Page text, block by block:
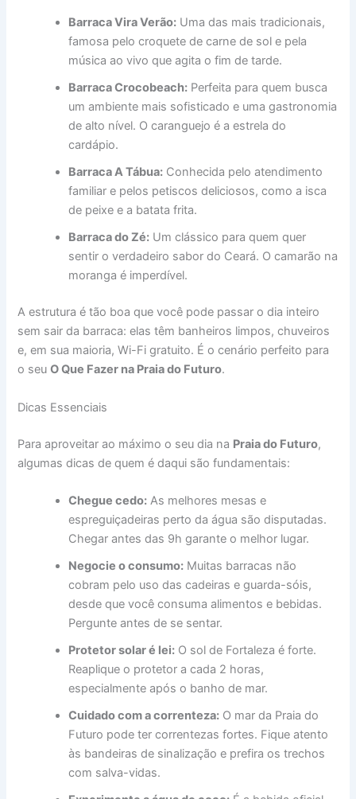
Barraca Vira Verão: Uma das mais tradicionais,
famosa pelo croquete de carne de sol e pela
música ao vivo que agita o fim de tarde.
Barraca Crocobeach: Perfeita para quem busca
um ambiente mais sofisticado e uma gastronomia
de alto nível. O caranguejo é a estrela do
cardápio.
Barraca A Tábua: Conhecida pelo atendimento
familiar e pelos petiscos deliciosos, como a isca
de peixe e a batata frita.
Barraca do Zé: Um clássico para quem quer
sentir o verdadeiro sabor do Ceará. O camarão na
moranga é imperdível.
A estrutura é tão boa que você pode passar o dia inteiro
sem sair da barraca: elas têm banheiros limpos, chuveiros
e, em sua maioria, Wi-Fi gratuito. É o cenário perfeito para
o seuO Que Fazer na Praia do Futuro.
Dicas Essenciais
Para aproveitar ao máximo o seu dia na Praia do Futuro,
algumas dicas de quem é daqui são fundamentais:
Chegue cedo: As melhores mesas e
espreguiçadeiras perto da água são disputadas.
Chegar antes das 9h garante o melhor lugar.
Negocie o consumo: Muitas barracas não
cobram pelo uso das cadeiras e guarda-sóis,
desde que você consuma alimentos e bebidas.
Pergunte antes de se sentar.
Protetor solar é lei: O sol de Fortaleza é forte.
Reaplique o protetor a cada 2 horas,
especialmente após o banho de mar.
Cuidado com a correnteza: O mar da Praia do
Futuro pode ter correntezas fortes. Fique atento
às bandeiras de sinalização e prefira os trechos
com salva-vidas.